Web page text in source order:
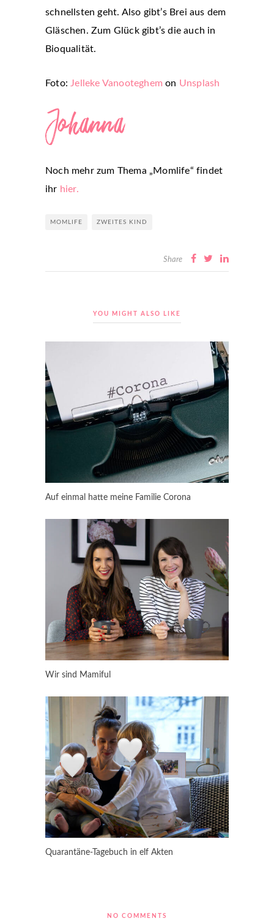
schnellsten geht. Also gibt’s Brei aus dem
Gläschen. Zum Glück gibt’s die auch in
Bioqualität.
Foto:Jelleke Vanooteghem on Unsplash
Noch mehr zum Thema „Momlife“ findet
ihr hier.
MOMLIFE ZWEITES KIND
Share
YOU MIGHT ALSO LIKE
Auf einmal hatte meine Familie Corona
Wir sind Mamiful
Quarantäne-Tagebuch in elf Akten
NO COMMENTS